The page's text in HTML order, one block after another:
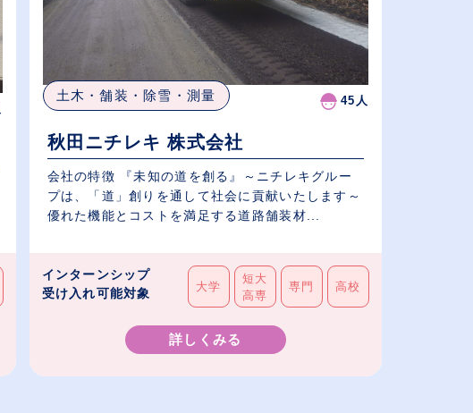
土木・舗装・除雪・測量 45人
秋田ニチレキ 株式会社
会社の特徴 『未知の道を創る』～ニチレキグルー
プは、「道」創りを通して社会に貢献いたします～
優れた機能とコストを満足する道路舗装材...
インターンシップ
受け入れ可能対象
大学
短大
高専
専門 高校
詳しくみる